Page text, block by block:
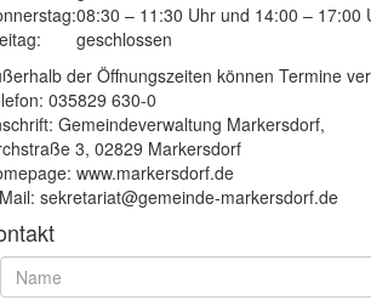
08:30 – 11:30 Uhr und 14:00 – 17:00
geschlossen
der Öffnungszeiten können Termine
035829 630-0
Gemeindeverwaltung Markersdorf,
3, 02829 Markersdorf
www.markersdorf.de
sekretariat@gemeinde-markersdorf.de